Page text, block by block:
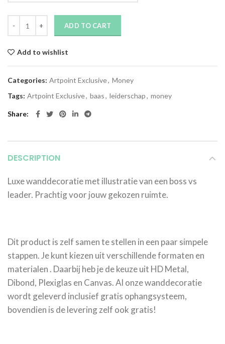
ADD TO CART
Add to wishlist
Categories: Artpoint Exclusive, Money
Tags: Artpoint Exclusive, baas, leiderschap, money
Share
DESCRIPTION
Luxe wanddecoratie met illustratie van een boss vs
leader. Prachtig voor jouw gekozen ruimte.
Dit product is zelf samen te stellen in een paar simpele
stappen. Je kunt kiezen uit verschillende formaten en
materialen . Daarbij heb je de keuze uit HD Metal,
Dibond, Plexiglas en Canvas. Al onze wanddecoratie
wordt geleverd inclusief gratis ophangsysteem,
bovendien is de levering zelf ook gratis!